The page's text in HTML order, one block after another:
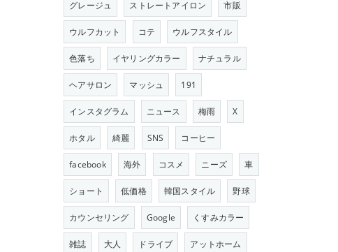
グレージュ ストレートアイロン 市販
ウルフカット コテ ウルフスタイル
色落ち イヤリングカラー ナチュラル
ヘアサロン マッシュ 191
インスタグラム ニュース 梅雨 X
ホタル 綺麗 SNS コーヒー
facebook 海外 コスメ ニーズ 車
ショート 低価格 韓国スタイル 野球
カウンセリング Google くすみカラー
雑誌 大人 ドライブ アットホーム